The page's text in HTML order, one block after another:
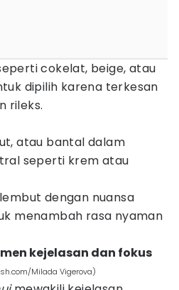
cokelat, beige, atau
dipilih karena terkesan
rileks.
atau bantal dalam
seperti krem atau
dengan nuansa
menambah rasa nyaman
kejelasan dan fokus
Milada Vigerova)